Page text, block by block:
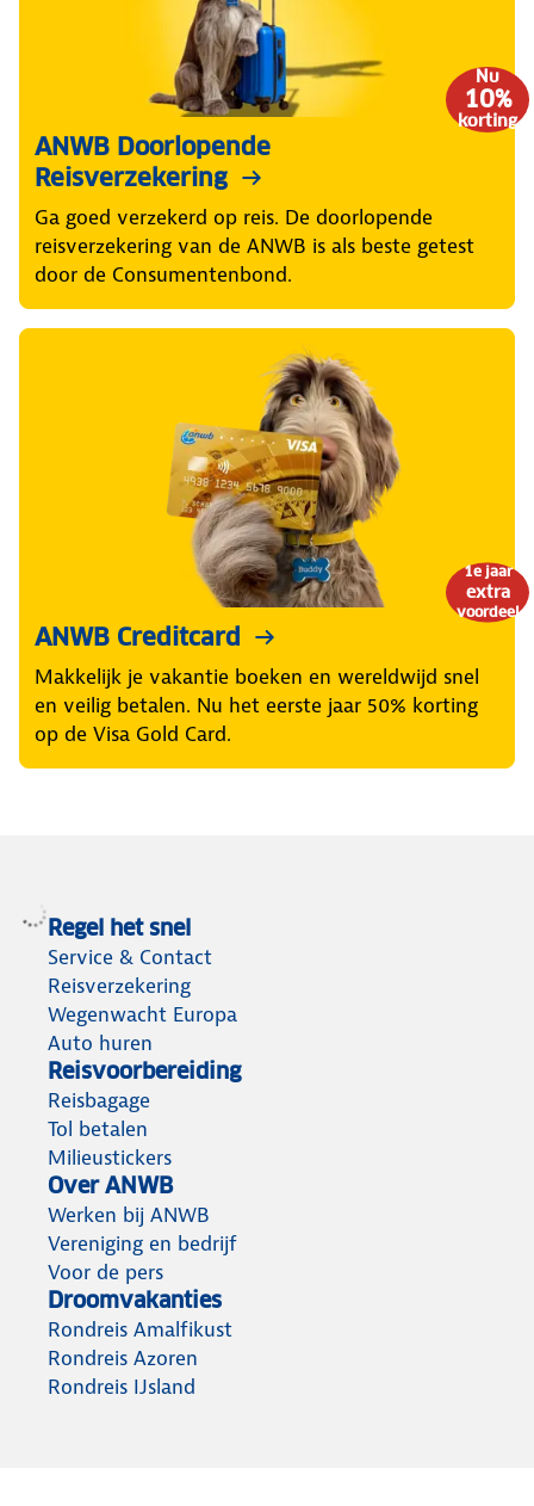
Nu
10%
korting
ANWB Doorlopende
Reisverzekering
Ga goed verzekerd op reis. De doorlopende
reisverzekering van de ANWB is als beste getest
door de Consumentenbond.
1e jaar
extra
voordeel
ANWB Creditcard
Makkelijk je vakantie boeken en wereldwijd snel
en veilig betalen. Nu het eerste jaar 50% korting
op de Visa Gold Card.
Regel het snel
Service & Contact
Reisverzekering
Wegenwacht Europa
Auto huren
Reisvoorbereiding
Reisbagage
Tol betalen
Milieustickers
Over ANWB
Werken bij ANWB
Vereniging en bedrijf
Voor de pers
Droomvakanties
Rondreis Amalfikust
Rondreis Azoren
Rondreis IJsland